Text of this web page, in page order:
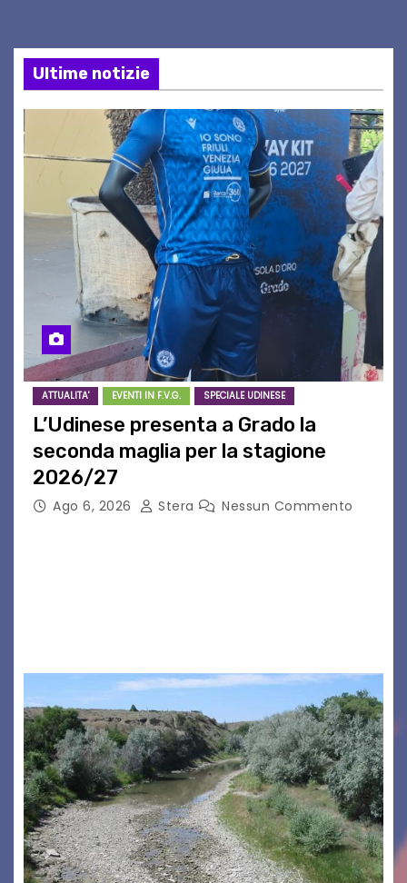
Ultime notizie
ATTUALITA' EVENTI IN F.V.G. SPECIALE UDINESE
L’Udinese presenta a Grado la
seconda maglia per la stagione
2026/27
Ago 6, 2026 Stera Nessun Commento